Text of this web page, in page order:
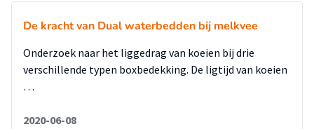
De kracht van Dual waterbedden bij melkvee
Onderzoek naar het liggedrag van koeien bij drie
verschillende typen boxbedekking. De ligtijd van koeien
…
2020-06-08